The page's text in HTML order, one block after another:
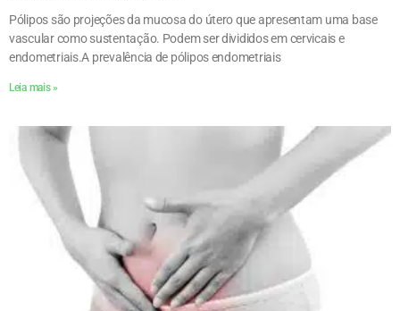
Pólipos são projeções da mucosa do útero que apresentam uma base
vascular como sustentação. Podem ser divididos em cervicais e
endometriais.A prevalência de pólipos endometriais
Leia mais »